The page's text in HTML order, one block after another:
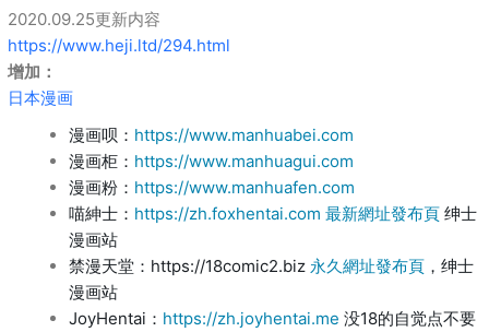
2020.09.25更新内容
https://www.heji.ltd/294.html
增加：
日本漫画
漫画呗： https://www.manhuabei.com
漫画柜： https://www.manhuagui.com
漫画粉： https://www.manhuafen.com
喵紳士： https://zh.foxhentai.com 最新網址發布頁绅士
漫画站
禁漫天堂：https://18comic2.biz 永久網址發布頁，绅士
漫画站
JoyHentai： https://zh.joyhentai.me 没18的自觉点不要